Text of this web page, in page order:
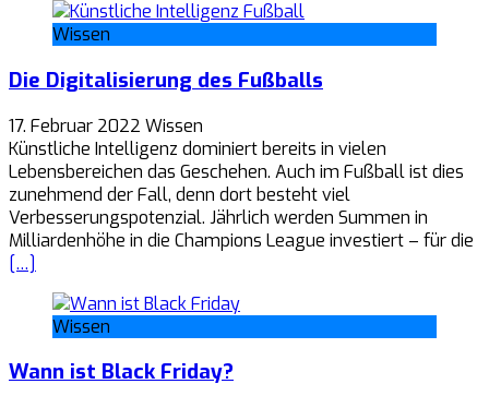
Wissen
Die Digitalisierung des Fußballs
17. Februar 2022 Wissen
Künstliche Intelligenz dominiert bereits in vielen
Lebensbereichen das Geschehen. Auch im Fußball ist dies
zunehmend der Fall, denn dort besteht viel
Verbesserungspotenzial. Jährlich werden Summen in
Milliardenhöhe in die Champions League investiert – für die
[…]
Wissen
Wann ist Black Friday?